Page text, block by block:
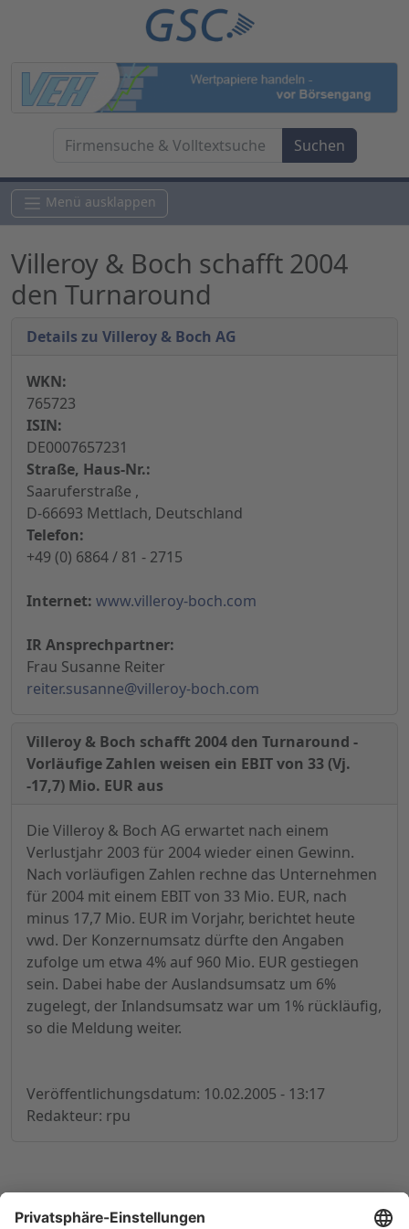
Menü ausklappen
Villeroy & Boch schafft 2004
den Turnaround
Details zu Villeroy & Boch AG
WKN:
765723
ISIN:
DE0007657231
Straße, Haus-Nr.:
Saaruferstraße ,
D-66693 Mettlach, Deutschland
Telefon:
+49 (0) 6864 / 81 - 2715
Internet: www.villeroy-boch.com
IR Ansprechpartner:
Frau Susanne Reiter
reiter.susanne@villeroy-boch.com
Villeroy & Boch schafft 2004 den Turnaround -
Vorläufige Zahlen weisen ein EBIT von 33 (Vj.
-17,7) Mio. EUR aus
Die Villeroy & Boch AG erwartet nach einem
Verlustjahr 2003 für 2004 wieder einen Gewinn.
Nach vorläufigen Zahlen rechne das Unternehmen
für 2004 mit einem EBIT von 33 Mio. EUR, nach
minus 17,7 Mio. EUR im Vorjahr, berichtet heute
vwd. Der Konzernumsatz dürfte den Angaben
zufolge um etwa 4% auf 960 Mio. EUR gestiegen
sein. Dabei habe der Auslandsumsatz um 6%
zugelegt, der Inlandsumsatz war um 1% rückläufig,
so die Meldung weiter.
Veröffentlichungsdatum: 10.02.2005 - 13:17
Redakteur: rpu